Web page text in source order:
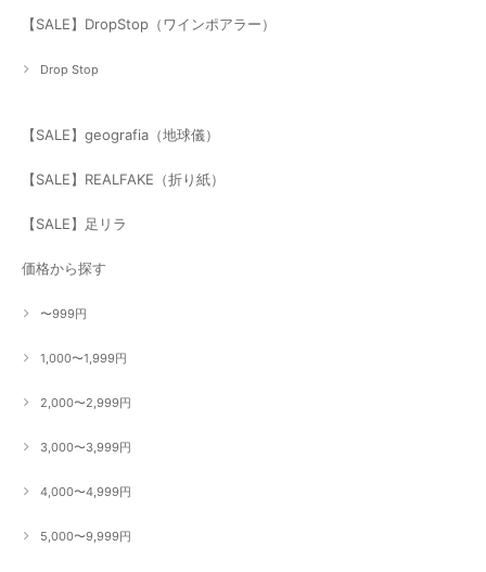
【SALE】DropStop（ワインポアラー）
Drop Stop
【SALE】geografia（地球儀）
【SALE】REALFAKE（折り紙）
【SALE】足リラ
価格から探す
〜999円
1,000〜1,999円
2,000〜2,999円
3,000〜3,999円
4,000〜4,999円
5,000〜9,999円